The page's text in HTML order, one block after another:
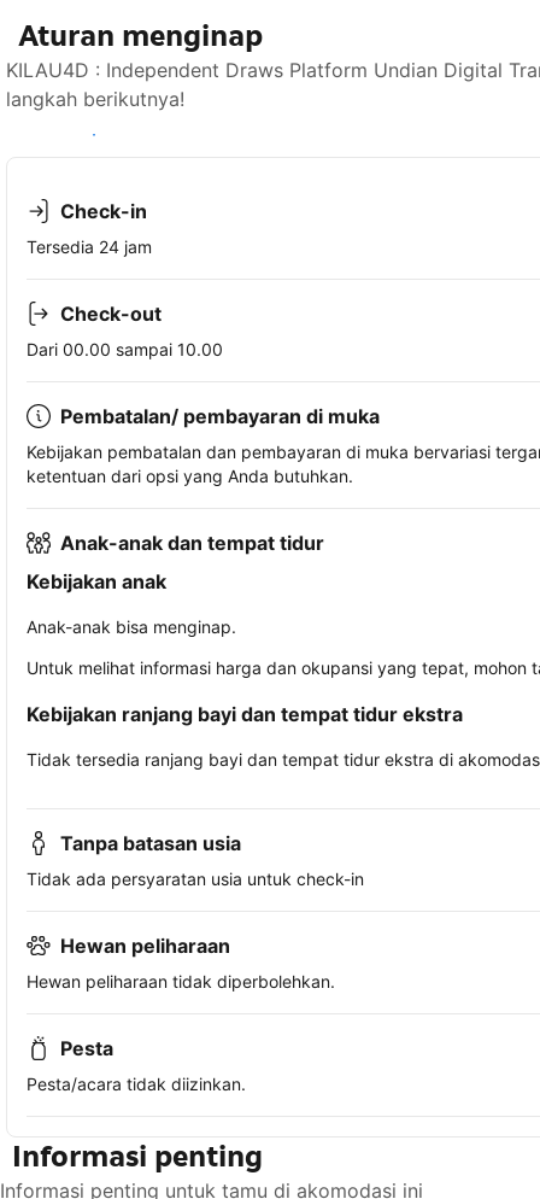
Aturan menginap
KILAU4D : Independent Draws Platform Undian Digital
langkah berikutnya!
Lihat ketersediaan
Check-in
Tersedia 24 jam
Check-out
Dari 00.00 sampai 10.00
Pembatalan/ pembayaran di muka
Kebijakan pembatalan dan pembayaran di muka bervariasi
ketentuan dari opsi yang Anda butuhkan.
Anak-anak dan tempat tidur
Kebijakan anak
Anak-anak bisa menginap.
Untuk melihat informasi harga dan okupansi yang tepat,
Kebijakan ranjang bayi dan tempat tidur ekstra
Tidak tersedia ranjang bayi dan tempat tidur ekstra di
Tanpa batasan usia
Tidak ada persyaratan usia untuk check-in
Hewan peliharaan
Hewan peliharaan tidak diperbolehkan.
Pesta
Pesta/acara tidak diizinkan.
Informasi penting
Informasi penting untuk tamu di akomodasi ini